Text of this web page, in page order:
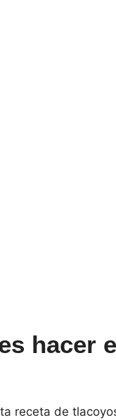
hacer
receta de